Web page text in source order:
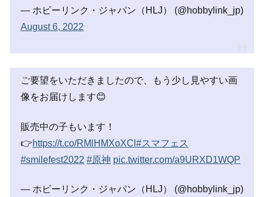
— ホビーリンク・ジャパン（HLJ） (@hobbylink_jp)
August 6, 2022
ご要望をいただきましたので、もう少し見やすい画
像をお届けします😊
販売中の子もいます！
👉https://t.co/RMlHMXoXCl #スマフェス
#smilefest2022 #原神 pic.twitter.com/a9URXD1WQP
— ホビーリンク・ジャパン（HLJ） (@hobbylink_jp)